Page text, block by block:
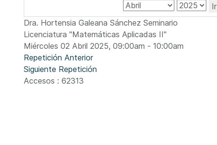
Dra. Hortensia Galeana Sánchez Seminario
Licenciatura "Matemáticas Aplicadas II"
Miércoles 02 Abril 2025, 09:00am - 10:00am
Repetición Anterior
Siguiente Repetición
Accesos : 62313